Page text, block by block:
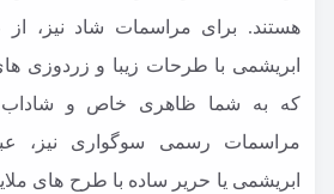
هستند. برای مراسمات شاد نیز، از
ابریشمی با طرحات زیبا و زردوزی
که به شما ظاهری خاص و شاداب
مراسمات رسمی سوگواری نیز،
ابریشمی یا حریر ساده با طرح های